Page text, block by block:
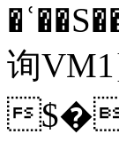
询